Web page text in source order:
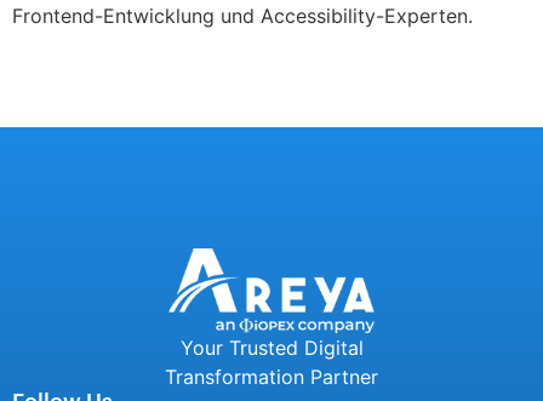
Frontend-Entwicklung und Accessibility-Experten.
Your Trusted Digital
Transformation Partner